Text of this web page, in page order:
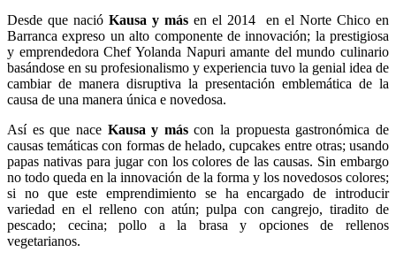
Desde que nació Kausa y más en el 2014 en el Norte Chico en
Barranca expreso un alto componente de innovación; la prestigiosa
y emprendedora Chef Yolanda Napuri amante del mundo culinario
basándose en su profesionalismo y experiencia tuvo la genial idea de
cambiar de manera disruptiva la presentación emblemática de la
causa de una manera única e novedosa.
Así es que nace Kausa y máscon la propuesta gastronómica de
causas temáticas con formas de helado, cupcakes entre otras; usando
papas nativas para jugar con los colores de las causas. Sin embargo
no todo queda en la innovación de la forma y los novedosos colores;
si no que este emprendimiento se ha encargado de introducir
variedad en el relleno con atún; pulpa con cangrejo, tiradito de
pescado; cecina; pollo a la brasa y opciones de rellenos
vegetarianos.